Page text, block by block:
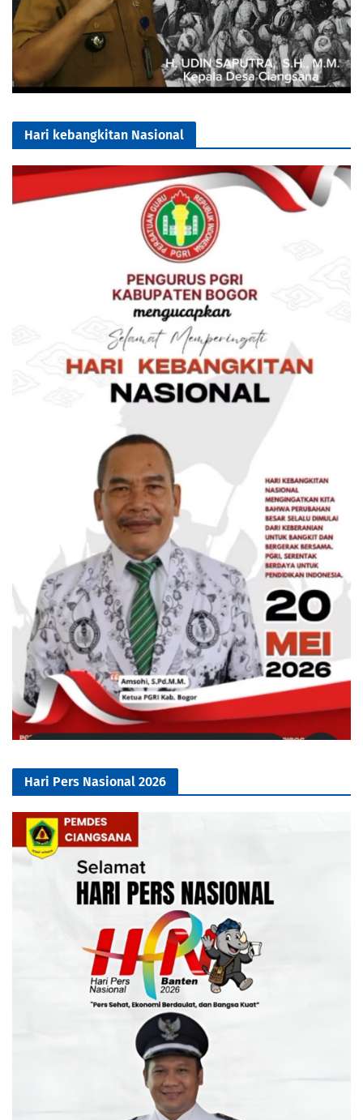
Hari kebangkitan Nasional
Hari Pers Nasional 2026